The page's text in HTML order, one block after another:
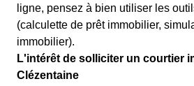
ligne, pensez à bien utiliser les
(calculette de prêt immobilier,
immobilier).
L'intérêt de solliciter un courtier
Clézentaine